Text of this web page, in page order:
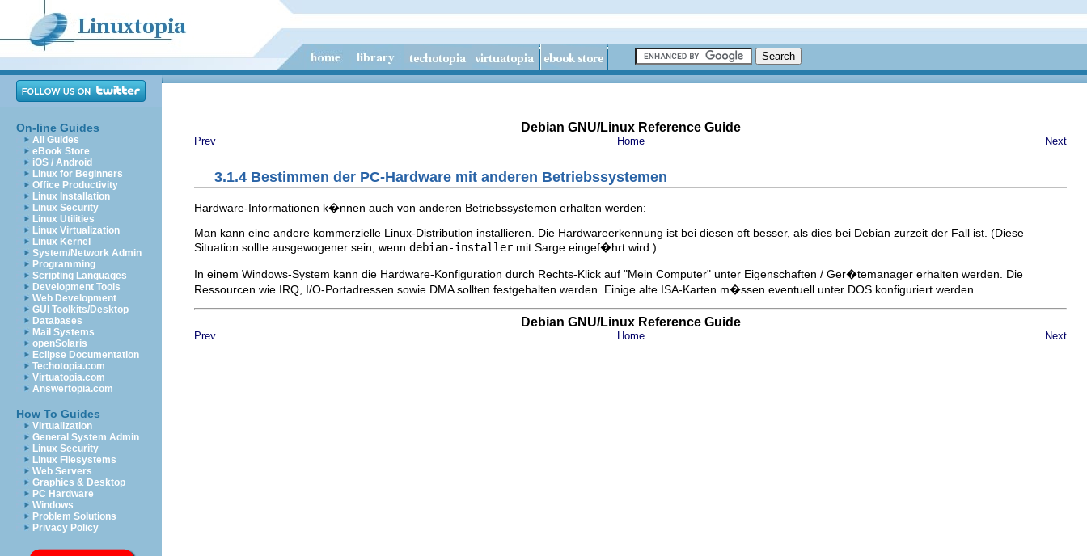
On-line Guides
All Guides
eBook Store
iOS / Android
Linux for Beginners
Office Productivity
Linux Installation
Linux Security
Linux Utilities
Linux Virtualization
Linux Kernel
System/Network Admin
Programming
Scripting Languages
Development Tools
Web Development
GUI Toolkits/Desktop
Databases
Mail Systems
openSolaris
Eclipse Documentation
Techotopia.com
Virtuatopia.com
Answertopia.com
How To Guides
Virtualization
General System Admin
Linux Security
Linux Filesystems
Web Servers
Graphics & Desktop
PC Hardware
Windows
Problem Solutions
Privacy Policy
Debian GNU/Linux Reference Guide
Prev Home Next
3.1.4 Bestimmen der PC-Hardware mit anderen Betriebssystemen
Hardware-Informationen k�nnen auch von anderen Betriebssystemen erhalten werden:
Man kann eine andere kommerzielle Linux-Distribution installieren. Die Hardwareerkennung ist bei diesen oft besser, als dies bei Debian zurzeit der Fall ist. (Diese
Situation sollte ausgewogener sein, wenn debian-installer mit Sarge eingef�hrt wird.)
In einem Windows-System kann die Hardware-Konfiguration durch Rechts-Klick auf "Mein Computer" unter Eigenschaften / Ger�temanager erhalten werden. Die
Ressourcen wie IRQ, I/O-Portadressen sowie DMA sollten festgehalten werden. Einige alte ISA-Karten m�ssen eventuell unter DOS konfiguriert werden.
Debian GNU/Linux Reference Guide
Prev Home Next